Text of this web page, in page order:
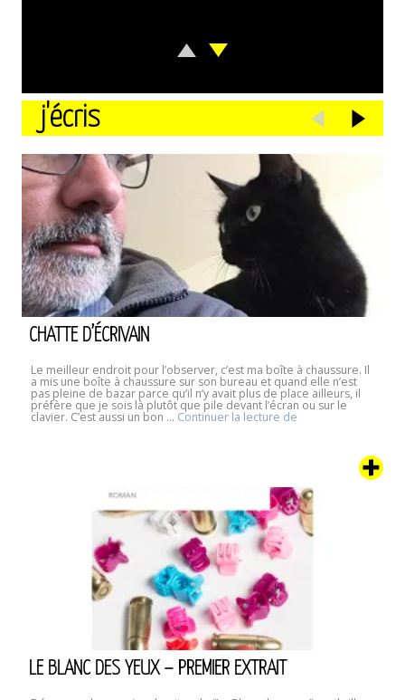
j'écris
CHATTE D’ÉCRIVAIN
Le meilleur endroit pour l’observer, c’est ma boîte à chaussure. Il
a mis une boîte à chaussure sur son bureau et quand elle n’est
pas pleine de bazar parce qu’il n’y avait plus de place ailleurs, il
préfère que je sois là plutôt que pile devant l’écran ou sur le
clavier. C’est aussi un bon … Continuer la lecture de
LE BLANC DES YEUX – PREMIER EXTRAIT